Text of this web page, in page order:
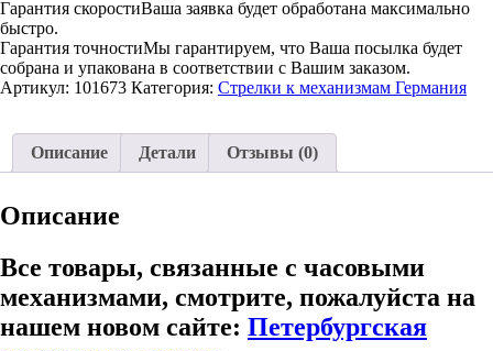
чёрные,
металл
Гарантия скоростиВаша заявка будет обработана максимально
быстро.
Гарантия точностиМы гарантируем, что Ваша посылка будет
собрана и упакована в соответствии с Вашим заказом.
Артикул: 101673 Категория: Стрелки к механизмам Германия
Описание Детали Отзывы (0)
Описание
Все товары, связанные с часовыми
механизмами, смотрите, пожалуйста на
нашем новом сайте: Петербургская